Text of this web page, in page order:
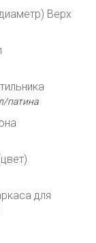
Верх
патина
для